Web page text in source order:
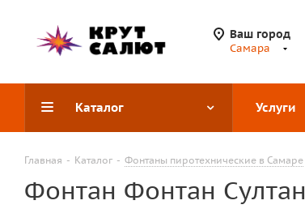
Ваш город
Самара
Каталог Услуги
Главная - Каталог - Фонтаны пиротехнические в Самаре
Фонтан Фонтан Султан